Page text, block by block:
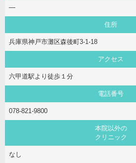
―
住所
兵庫県神戸市灘区森後町3-1-18
アクセス
六甲道駅より徒歩１分
電話番号
078-821-9800
本院以外の
クリニック
なし